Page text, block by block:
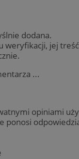
dodana.
weryfikacji, jej
...
opiniami
ponosi